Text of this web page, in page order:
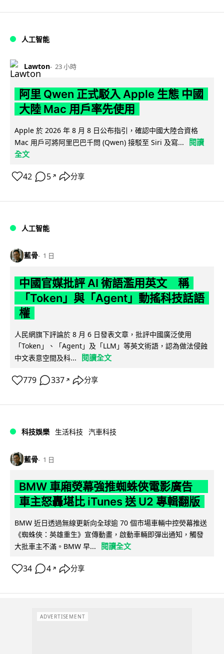
人工智能
Lawton 23 小時
阿里 Qwen 正式駁入 Apple 生態 中國
大陸 Mac 用戶率先使用
Apple 於 2026 年 8 月 8 日公布指引，確認中國大陸合資格
Mac 用戶可將阿里巴巴千問 (Qwen) 接駁至 Siri 及寫...
閱讀
全文
42 5 ↗ 分享
人工智能
藍骨 1 日
中國官媒批評 AI 術語濫用英文 稱
「Token」與「Agent」動搖科技話語
權
人民網旗下評論於 8 月 6 日發表文章，批評中國廣泛使用
「Token」、「Agent」及「LLM」等英文術語，認為做法侵蝕
中文表意空間及科...
閱讀全文
779 337 ↗ 分享
科技娛樂 生活科技 汽車科技
藍骨 1 日
BMW 車廂熒幕強推蜘蛛俠電影廣告
車主怒轟堪比 iTunes 送 U2 專輯翻版
BMW 近日透過無線更新向全球逾 70 個市場車輛中控熒幕推送
《蜘蛛俠：英雄重生》宣傳動畫，啟動車輛即彈出通知，觸發
大批車主不滿。BMW 早...
閱讀全文
34 4 ↗ 分享
ADVERTISEMENT